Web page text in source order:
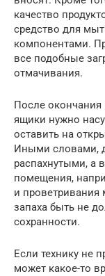
качество
средство для
компонентами.
все подобные
отмачивания.
После
ящики нужно
оставить на
Иными словами,
распахнутыми, а
помещения,
и
запаха быть не
сохранности.
Если технику не
может какое-то